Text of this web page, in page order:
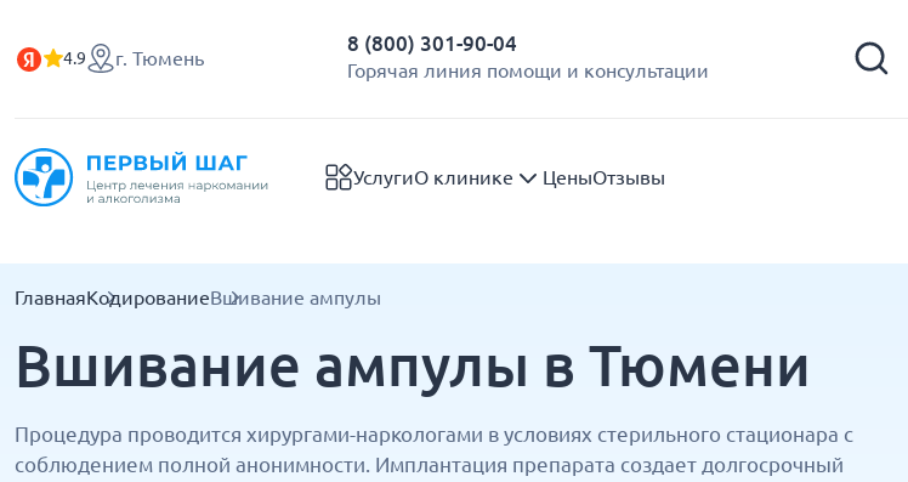
4.9 г. Тюмень
8 (800) 301-90-04
Горячая линия помощи и консультации
УслугиО клинике ЦеныОтзывы
ГлавнаяКодированиеВшивание ампулы
Вшивание ампулы в Тюмени
Процедура проводится хирургами-наркологами в условиях стерильного стационара с
соблюдением полной анонимности. Имплантация препарата создает долгосрочный